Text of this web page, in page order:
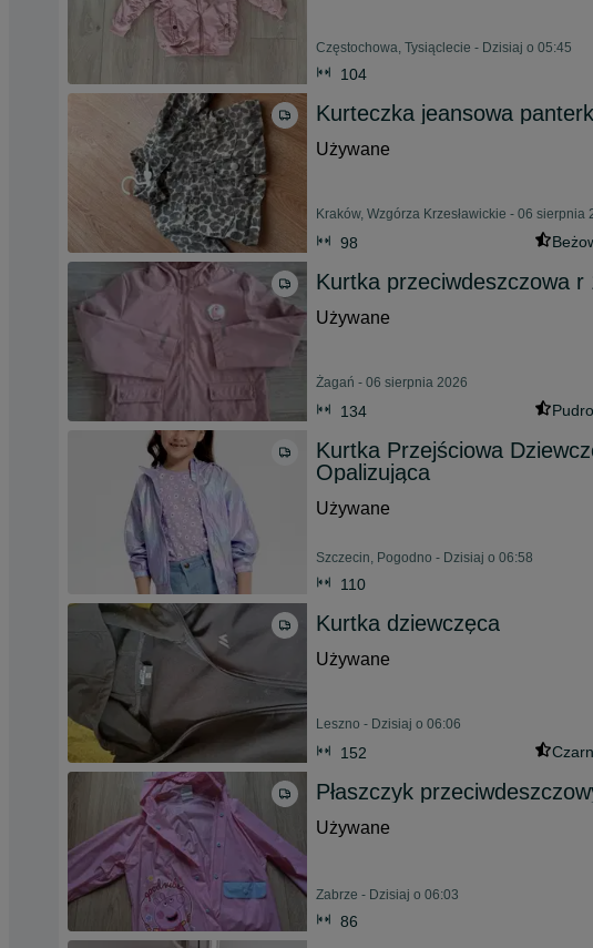
Częstochowa, Tysiąclecie - Dzisiaj o 05:45
104
Kurteczka jeansowa
Używane
Kraków, Wzgórza Krzesławickie - 06 sierpnia
98
Kurtka przeciwdeszczowa r
Używane
Żagań - 06 sierpnia 2026
134
Kurtka Przejściowa
Opalizująca
Używane
Szczecin, Pogodno - Dzisiaj o 06:58
110
Kurtka dziewczęca
Używane
Leszno - Dzisiaj o 06:06
152
Płaszczyk
Używane
Zabrze - Dzisiaj o 06:03
86